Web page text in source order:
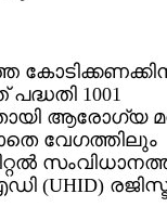
1001
ആരോഗ്യ
വേഗത്തിലും
(UHID)